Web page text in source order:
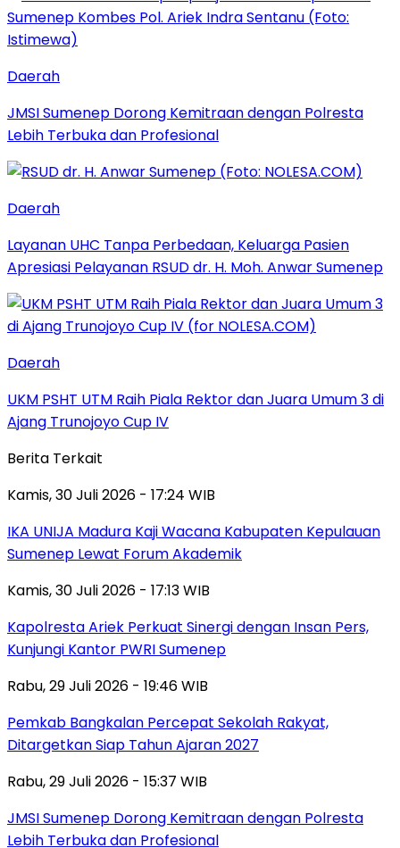
Daerah
JMSI Sumenep Dorong Kemitraan dengan Polresta
Lebih Terbuka dan Profesional
Daerah
Layanan UHC Tanpa Perbedaan, Keluarga Pasien
Apresiasi Pelayanan RSUD dr. H. Moh. Anwar Sumenep
Daerah
UKM PSHT UTM Raih Piala Rektor dan Juara Umum 3 di
Ajang Trunojoyo Cup IV
Berita Terkait
Kamis, 30 Juli 2026 - 17:24 WIB
IKA UNIJA Madura Kaji Wacana Kabupaten Kepulauan
Sumenep Lewat Forum Akademik
Kamis, 30 Juli 2026 - 17:13 WIB
Kapolresta Ariek Perkuat Sinergi dengan Insan Pers,
Kunjungi Kantor PWRI Sumenep
Rabu, 29 Juli 2026 - 19:46 WIB
Pemkab Bangkalan Percepat Sekolah Rakyat,
Ditargetkan Siap Tahun Ajaran 2027
Rabu, 29 Juli 2026 - 15:37 WIB
JMSI Sumenep Dorong Kemitraan dengan Polresta
Lebih Terbuka dan Profesional